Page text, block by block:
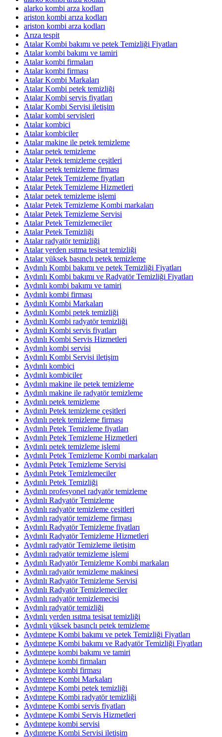
alarko kombi arza kodları
ariston kombi arıza kodları
ariston kombi arza kodları
Arıza tespit
Atalar Kombi bakımı ve petek Temizliği Fiyatları
Atalar kombi bakımı ve tamiri
Atalar kombi firmaları
Atalar kombi firması
Atalar Kombi Markaları
Atalar Kombi petek temizliği
Atalar Kombi servis fiyatları
Atalar Kombi Servisi iletişim
Atalar kombi servisleri
Atalar kombici
Atalar kombiciler
Atalar makine ile petek temizleme
Atalar petek temizleme
Atalar Petek temizleme çeşitleri
Atalar petek temizleme firması
Atalar Petek Temizleme fiyatları
Atalar Petek Temizleme Hizmetleri
Atalar petek temizleme işlemi
Atalar Petek Temizleme Kombi markaları
Atalar Petek Temizleme Servisi
Atalar Petek Temizlemeciler
Atalar Petek Temizliği
Atalar radyatör temizliği
Atalar yerden ısıtma tesisat temizliği
Atalar yüksek basınçlı petek temizleme
Aydınlı Kombi bakımı ve petek Temizliği Fiyatları
Aydınlı Kombi bakımı ve Radyatör Temizliği Fiyatları
Aydınlı kombi bakımı ve tamiri
Aydınlı kombi firması
Aydınlı Kombi Markaları
Aydınlı Kombi petek temizliği
Aydınlı Kombi radyatör temizliği
Aydınlı Kombi servis fiyatları
Aydınlı Kombi Servis Hizmetleri
Aydınlı kombi servisi
Aydınlı Kombi Servisi iletişim
Aydınlı kombici
Aydınlı kombiciler
Aydınlı makine ile petek temizleme
Aydınlı makine ile radyatör temizleme
Aydınlı petek temizleme
Aydınlı Petek temizleme çeşitleri
Aydınlı petek temizleme firması
Aydınlı Petek Temizleme fiyatları
Aydınlı Petek Temizleme Hizmetleri
Aydınlı petek temizleme işlemi
Aydınlı Petek Temizleme Kombi markaları
Aydınlı Petek Temizleme Servisi
Aydınlı Petek Temizlemeciler
Aydınlı Petek Temizliği
Aydınlı profesyonel radyatör temizleme
Aydınlı Radyatör Temizleme
Aydınlı radyatör temizleme çeşitleri
Aydınlı radyatör temizleme firması
Aydınlı Radyatör Temizleme fiyatları
Aydınlı Radyatör Temizleme Hizmetleri
Aydınlı radyatör Temizleme iletişim
Aydınlı radyatör temizleme işlemi
Aydınlı Radyatör Temizleme Kombi markaları
Aydınlı radyatör temizleme makinesi
Aydınlı Radyatör Temizleme Servisi
Aydınlı Radyatör Temizlemeciler
Aydınlı radyatör temizlemecisi
Aydınlı radyatör temizliği
Aydınlı yerden ısıtma tesisat temizliği
Aydınlı yüksek basınçlı petek temizleme
Aydıntepe Kombi bakımı ve petek Temizliği Fiyatları
Aydıntepe Kombi bakımı ve Radyatör Temizliği Fiyatları
Aydıntepe kombi bakımı ve tamiri
Aydıntepe kombi firmaları
Aydıntepe kombi firması
Aydıntepe Kombi Markaları
Aydıntepe Kombi petek temizliği
Aydıntepe Kombi radyatör temizliği
Aydıntepe Kombi servis fiyatları
Aydıntepe Kombi Servis Hizmetleri
Aydıntepe kombi servisi
Aydıntepe Kombi Servisi iletişim